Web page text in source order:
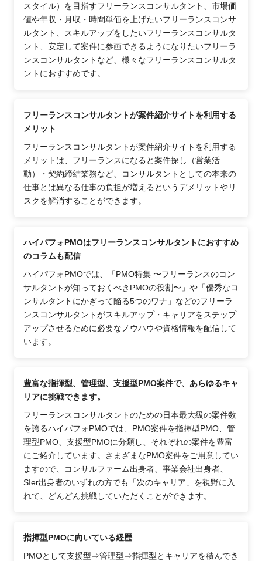
スタイル）を目指すフリーランスコンサルタント、市場価
値や年収・月収・時間単価を上げたいフリーランスコンサ
ルタント、スキルアップをしたいフリーランスコンサルタ
ント、安定して案件に参画できるようになりたいフリーラ
ンスコンサルタントなど、様々なフリーランスコンサルタ
ントにおすすめです。
フリーランスコンサルタントが案件紹介サイトを利用する
メリット
フリーランスコンサルタントが案件紹介サイトを利用する
メリットは、フリーランスになると案件探し（営業活
動）・契約締結業務など、コンサルタントとしての本来の
仕事とは異なる仕事の負担が増えるというデメリットやリ
スクを解消することができます。
ハイパフォPMOはフリーランスコンサルタントにおすすめ
のコラムも配信
ハイパフォPMOでは、「PMO特集 〜フリーランスのコン
サルタントが知っておくべきPMOの役割〜」や「優秀なコ
ンサルタントにかぎって陥る5つのワナ」などのフリーラ
ンスコンサルタントがスキルアップ・キャリアをステップ
アップさせるために必要なノウハウや資格情報を配信して
います。
豊富な指揮型、管理型、支援型PMO案件で、あらゆるキャ
リアに挑戦できます。
フリーランスコンサルタントのための日本最大級の案件数
を誇るハイパフォPMOでは、PMO案件を指揮型PMO、管
理型PMO、支援型PMOに分類し、それぞれの案件を豊富
にご紹介しています。さまざまなPMO案件をご用意してい
ますので、コンサルファーム出身者、事業会社出身者、
SIer出身者のいずれの方でも「次のキャリア」を視野に入
れて、どんどん挑戦していただくことができます。
指揮型PMOに向いている経歴
PMOとして支援型⇒管理型⇒指揮型とキャリアを積んでき